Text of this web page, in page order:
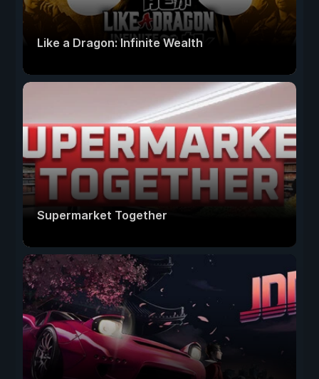
Like a Dragon: Infinite Wealth
Supermarket Together